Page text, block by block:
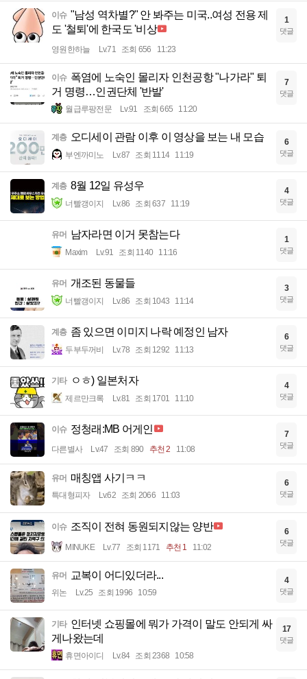
이슈 "남성 역차별?" 안 봐주는 미국..여성 전용 제
도 '철퇴'에 한국도 '비상
영원한하늘 Lv.71 조회 656 11:23
1
댓글
이슈 폭염에 노숙인 몰리자 인천공항 "나가라" 퇴
거 명령…인권단체 '반발'
월급루팡전문 Lv.91 조회 665 11:20
7
댓글
계층 오디세이 관람 이후 이 영상을 보는 내 모습
부엔까미노 Lv.87 조회 1114 11:19
6
댓글
계층 8월 12일 유성우
너빨갱이지 Lv.86 조회 637 11:19
4
댓글
유머 남자라면 이거 못참는다
Maxim Lv.91 조회 1140 11:16
1
댓글
유머 개조된 동물들
너빨갱이지 Lv.86 조회 1043 11:14
3
댓글
계층 좀 있으면 이미지 나락 예정인 남자
두부두꺼비 Lv.78 조회 1292 11:13
6
댓글
기타 ㅇㅎ) 일본처자
제르만크록 Lv.81 조회 1701 11:10
4
댓글
이슈 정청래:MB 어게인
다른별사 Lv.47 조회 890 추천 2 11:08
7
댓글
유머 매칭앱 사기ㅋㅋ
특대형피자 Lv.62 조회 2066 11:03
6
댓글
이슈 조직이 전혀 동원되지않는 양반
MINUKE Lv.77 조회 1171 추천 1 11:02
6
댓글
유머 교복이 어디있더라...
위논 Lv.25 조회 1996 10:59
4
댓글
기타 인터넷 쇼핑몰에 뭐가 가격이 말도 안되게 싸
게나왔는데
휴면아이디 Lv.84 조회 2368 10:58
17
댓글